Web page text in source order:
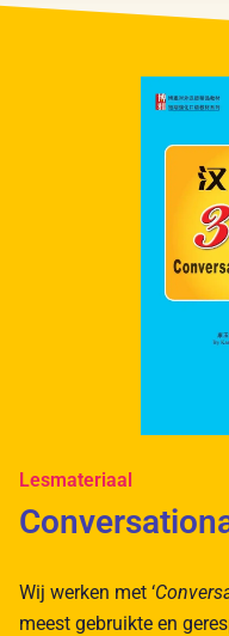
Lesmateriaal
Wij werken met ‘
meest gebruikte en